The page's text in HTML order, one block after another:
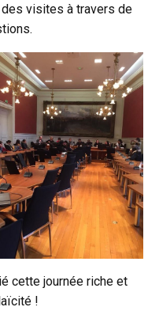
visites à travers de
cette journée riche et
!